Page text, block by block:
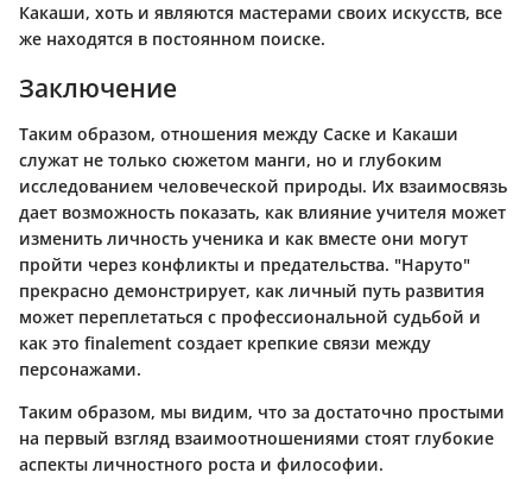
Какаши, хоть и являются мастерами своих искусств, все
же находятся в постоянном поиске.
Заключение
Таким образом, отношения между Саске и Какаши
служат не только сюжетом манги, но и глубоким
исследованием человеческой природы. Их взаимосвязь
дает возможность показать, как влияние учителя может
изменить личность ученика и как вместе они могут
пройти через конфликты и предательства. "Наруто"
прекрасно демонстрирует, как личный путь развития
может переплетаться с профессиональной судьбой и
как это finalement создает крепкие связи между
персонажами.
Таким образом, мы видим, что за достаточно простыми
на первый взгляд взаимоотношениями стоят глубокие
аспекты личностного роста и философии.